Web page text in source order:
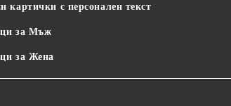
картички с персонален текст
за Мъж
за Жена